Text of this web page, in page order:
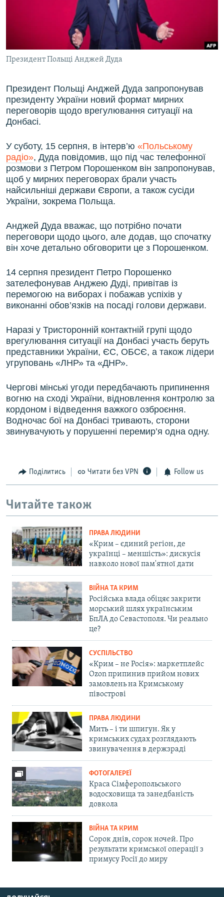
ВІДЕОУРОКИ «ELIFBE»
СВІДЧЕННЯ ОКУПАЦІЇ
УКРАЇНСЬКА ПРОБЛЕМА КРИМУ
ІНФОГРАФІКА
ДОЛУЧАЙСЯ!
Усі сайти RFE/RL
Президент Польщі Анджей Дуда
Президент Польщі Анджей Дуда запропонував
президенту України новий формат мирних
переговорів щодо врегулювання ситуації на
Донбасі.
У суботу, 15 серпня, в інтерв’ю «Польському
радіо», Дуда повідомив, що під час телефонної
розмови з Петром Порошенком він запропонував,
щоб у мирних переговорах брали участь
найсильніші держави Європи, а також сусіди
України, зокрема Польща.
Анджей Дуда вважає, що потрібно почати
переговори щодо цього, але додав, що спочатку
він хоче детально обговорити це з Порошенком.
14 серпня президент Петро Порошенко
зателефонував Анджею Дуді, привітав із
перемогою на виборах і побажав успіхів у
виконанні обов’язків на посаді голови держави.
Наразі у Тристоронній контактній групі щодо
врегулювання ситуації на Донбасі участь беруть
представники України, ЄС, ОБСЄ, а також лідери
угруповань «ЛНР» та «ДНР».
Чергові мінські угоди передбачають припинення
вогню на сході України, відновлення контролю за
кордоном і відведення важкого озброєння.
Водночас бої на Донбасі тривають, сторони
звинувачують у порушенні перемир’я одна одну.
Поділитись Читати без VPN Follow us
Читайте також
ПРАВА ЛЮДИНИ
«Крим – єдиний регіон, де
українці – меншість»: дискусія
навколо нової пам'ятної дати
ВІЙНА ТА КРИМ
Російська влада обіцяє закрити
морський шлях українським
БпЛА до Севастополя. Чи реально
це?
СУСПІЛЬСТВО
«Крим – не Росія»: маркетплейс
Ozon припинив прийом нових
замовлень на Кримському
півострові
ПРАВА ЛЮДИНИ
Мить – і ти шпигун. Як у
кримських судах розглядають
звинувачення в держзраді
ФОТОГАЛЕРЕЇ
Краса Сімферопольського
водосховища та занедбаність
довкола
ВІЙНА ТА КРИМ
Сорок днів, сорок ночей. Про
результати кримської операції з
примусу Росії до миру